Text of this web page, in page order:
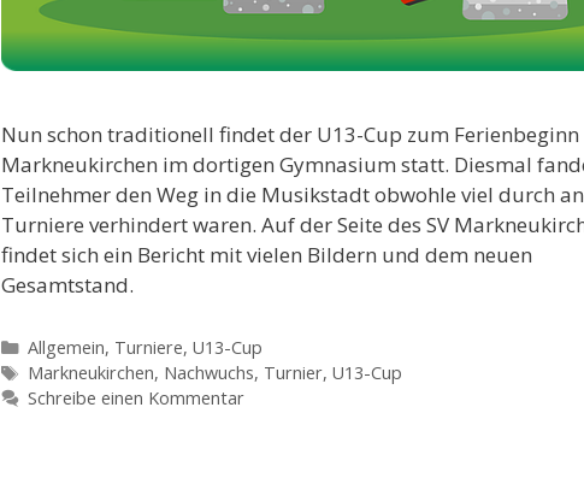
Nun schon traditionell findet der U13-Cup zum Ferienbeginn
Markneukirchen im dortigen Gymnasium statt. Diesmal
Teilnehmer den Weg in die Musikstadt obwohle viel durch
Turniere verhindert waren. Auf der Seite des SV
findet sich ein Bericht mit vielen Bildern und dem neuen
Gesamtstand.
Kategorien
Allgemein, Turniere, U13-Cup
Schlagwörter
Markneukirchen, Nachwuchs, Turnier, U13-Cup
Schreibe einen Kommentar